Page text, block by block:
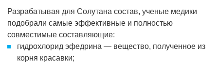
Разрабатывая для Солутана состав, ученые медики
подобрали самые эффективные и полностью
совместимые составляющие:
гидрохлорид эфедрина — вещество, полученное из
корня красавки;